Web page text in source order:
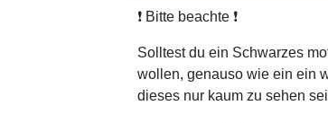
❗️ Bitte beachte ❗️
Solltest du ein Schwarzes
wollen, genauso wie ein ein
dieses nur kaum zu sehen